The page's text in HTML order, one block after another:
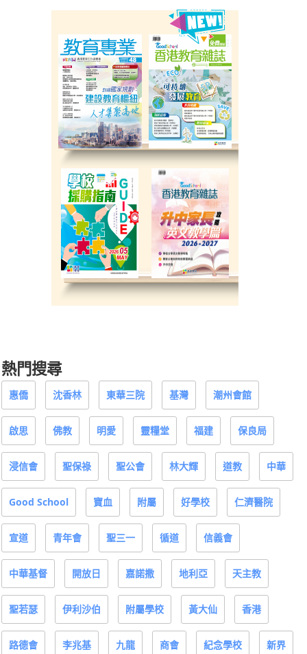
熱門搜尋
惠僑 沈香林 東華三院 基灣 潮州會館
啟思 佛教 明愛 靈糧堂 福建 保良局
浸信會 聖保祿 聖公會 林大輝 道教 中華
Good School 寶血 附屬 好學校 仁濟醫院
宣道 青年會 聖三一 循道 信義會
中華基督 開放日 嘉諾撒 地利亞 天主教
聖若瑟 伊利沙伯 附屬學校 黃大仙 香港
路德會 李兆基 九龍 商會 紀念學校 新界